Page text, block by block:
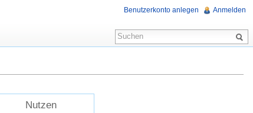
Nutzen
Benutzerkonto anlegen Anmelden